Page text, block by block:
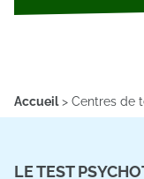
Accueil> Centres de
LE TEST